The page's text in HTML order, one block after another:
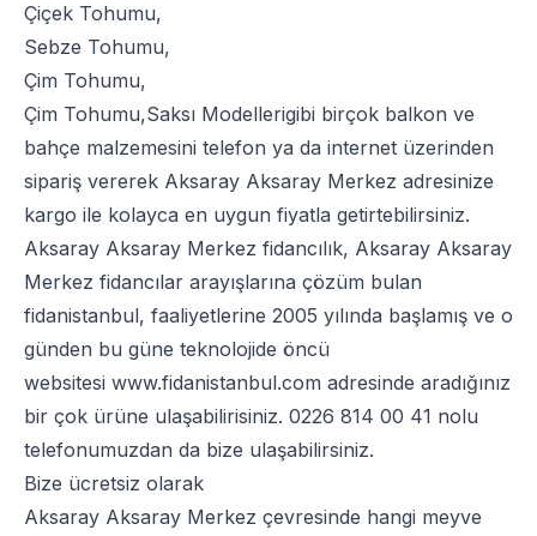
Çiçek Tohumu,
Sebze Tohumu,
Çim Tohumu,
Çim Tohumu,Saksı Modellerigibi birçok balkon ve
bahçe malzemesini telefon ya da internet üzerinden
sipariş vererek Aksaray Aksaray Merkez adresinize
kargo ile kolayca en uygun fiyatla getirtebilirsiniz.
Aksaray Aksaray Merkez fidancılık, Aksaray Aksaray
Merkez fidancılar arayışlarına çözüm bulan
fidanistanbul, faaliyetlerine 2005 yılında başlamış ve o
günden bu güne teknolojide öncü
websitesi www.fidanistanbul.com adresinde aradığınız
bir çok ürüne ulaşabilirisiniz. 0226 814 00 41 nolu
telefonumuzdan da bize ulaşabilirsiniz.
Bize ücretsiz olarak
Aksaray Aksaray Merkez çevresinde hangi meyve